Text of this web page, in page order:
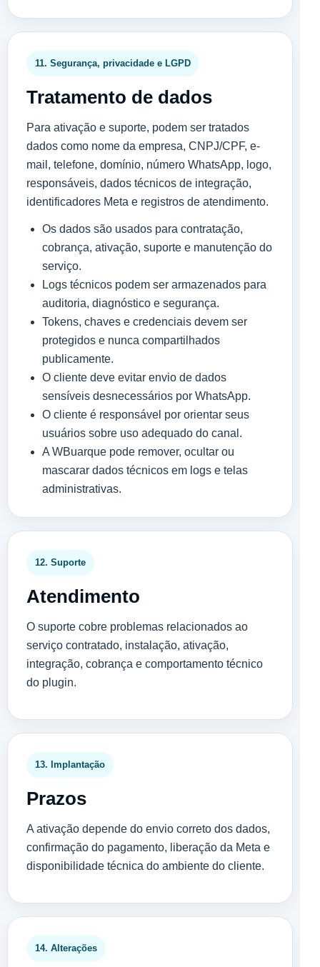
11. Segurança, privacidade e LGPD
Tratamento de dados
Para ativação e suporte, podem ser tratados
dados como nome da empresa, CNPJ/CPF, e-
mail, telefone, domínio, número WhatsApp, logo,
responsáveis, dados técnicos de integração,
identificadores Meta e registros de atendimento.
Os dados são usados para contratação,
cobrança, ativação, suporte e manutenção do
serviço.
Logs técnicos podem ser armazenados para
auditoria, diagnóstico e segurança.
Tokens, chaves e credenciais devem ser
protegidos e nunca compartilhados
publicamente.
O cliente deve evitar envio de dados
sensíveis desnecessários por WhatsApp.
O cliente é responsável por orientar seus
usuários sobre uso adequado do canal.
A WBuarque pode remover, ocultar ou
mascarar dados técnicos em logs e telas
administrativas.
12. Suporte
Atendimento
O suporte cobre problemas relacionados ao
serviço contratado, instalação, ativação,
integração, cobrança e comportamento técnico
do plugin.
13. Implantação
Prazos
A ativação depende do envio correto dos dados,
confirmação do pagamento, liberação da Meta e
disponibilidade técnica do ambiente do cliente.
14. Alterações